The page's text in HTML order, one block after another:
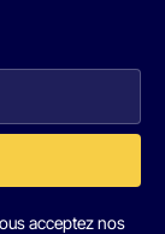
acceptez nos